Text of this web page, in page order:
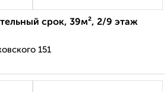
срок, 39м², 2/9 этаж
151